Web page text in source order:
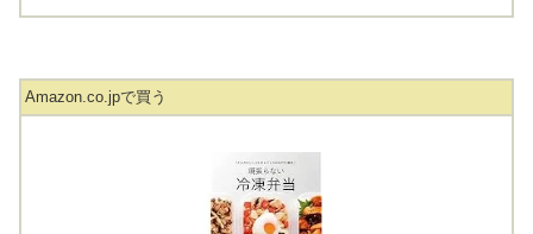
Amazon.co.jpで買う